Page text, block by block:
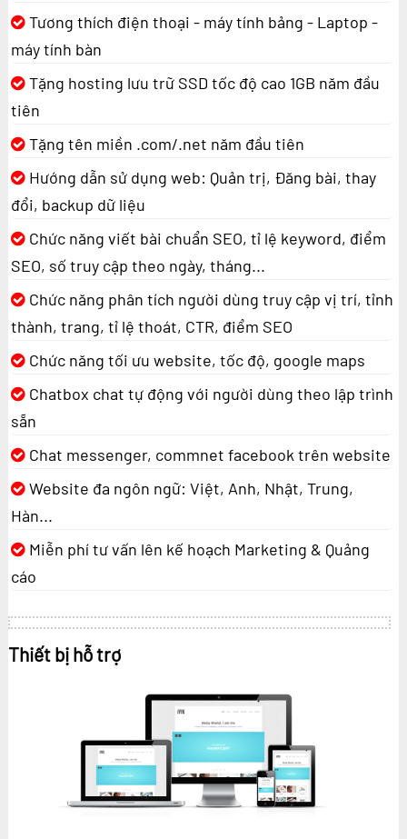
Tương thích điện thoại - máy tính bảng - Laptop -
máy tính bàn
Tặng hosting lưu trữ SSD tốc độ cao 1GB năm đầu
tiên
Tặng tên miền .com/.net năm đầu tiên
Hướng dẫn sử dụng web: Quản trị, Đăng bài, thay
đổi, backup dữ liệu
Chức năng viết bài chuẩn SEO, tỉ lệ keyword, điểm
SEO, số truy cập theo ngày, tháng...
Chức năng phân tích người dùng truy cập vị trí, tỉnh
thành, trang, tỉ lệ thoát, CTR, điểm SEO
Chức năng tối ưu website, tốc độ, google maps
Chatbox chat tự động với người dùng theo lập trình
sẵn
Chat messenger, commnet facebook trên website
Website đa ngôn ngữ: Việt, Anh, Nhật, Trung,
Hàn...
Miễn phí tư vấn lên kế hoạch Marketing & Quảng
cáo
Thiết bị hỗ trợ